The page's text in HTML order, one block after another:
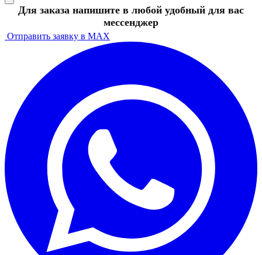
Для заказа напишите в любой удобный для вас
мессенджер
Отправить заявку в MAX